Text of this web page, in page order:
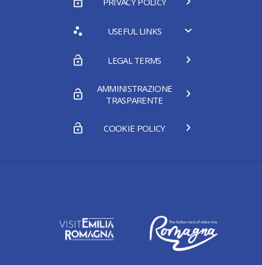
USEFUL LINKS
LEGAL TERMS
AMMINISTRAZIONE
TRASPARENTE
COOKIE POLICY